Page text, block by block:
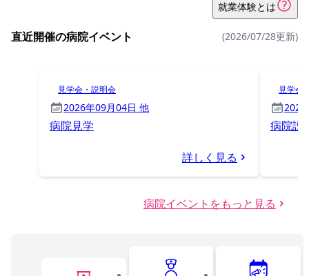
就業体験とは
直近開催の病院イベント (2026/07/28更新)
見学会・説明会
2026年09月04日 他
病院見学
詳しく見る
見学会
2026
病院説
病院イベントをもっと見る